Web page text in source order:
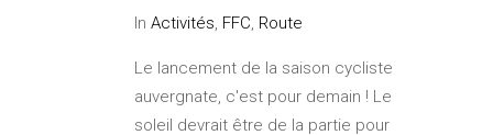
In Activités, FFC, Route
Le lancement de la saison cycliste
auvergnate, c'est pour demain ! Le
soleil devrait être de la partie pour